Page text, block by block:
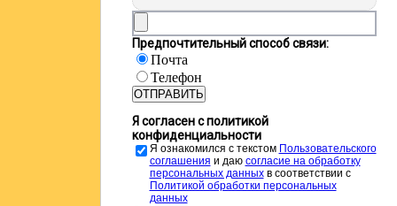
Предпочтительный способ связи:
Почта
Телефон
ОТПРАВИТЬ
Я согласен с политикой
конфиденциальности
Я ознакомился с текстом Пользовательского
соглашения и даю cогласие на обработку
персональных данныхв соответствии с
Политикой обработки персональных
данных